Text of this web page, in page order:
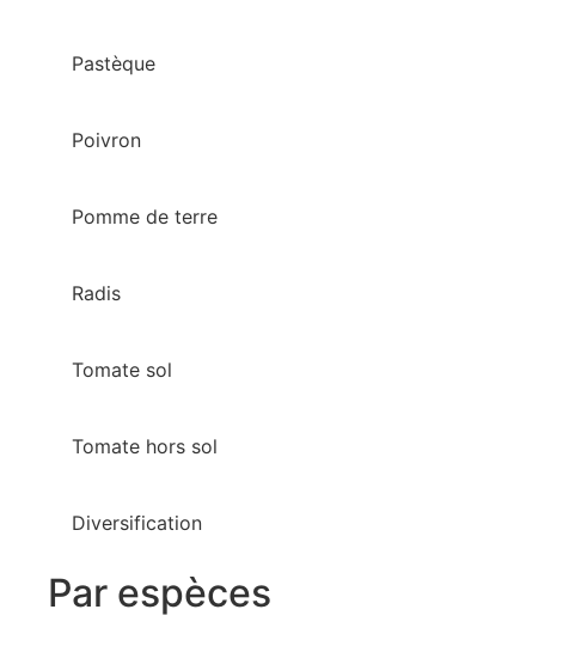
Pastèque
Poivron
Pomme de terre
Radis
Tomate sol
Tomate hors sol
Diversification
Par espèces